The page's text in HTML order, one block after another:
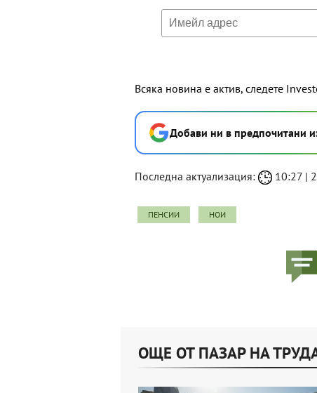
Всяка новина е актив, следете
Добави ни в предпочитани
Последна актуализация: 10:27 |
ПЕНСИИ НОИ
ОЩЕ ОТ ПАЗАР НА